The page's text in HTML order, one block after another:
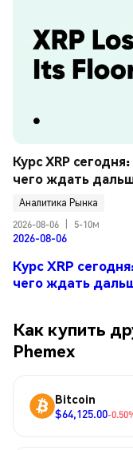
Курс XRP
чего ждать
Аналитика Рынка
2026-08-06
5-10м
2026-08-06
Курс XRP
чего ждать
Как купить
Phemex
Bitcoin
$64,125.00-